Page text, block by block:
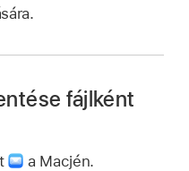
fájlként
a Macjén.